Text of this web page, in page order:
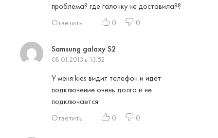
проблема? где галочку не доставила??
Ответить
0 0
Samsung galaxy S2
08.01.2013 в 13:52
У меня kies видит телефон и идёт
подключение очень долго и не
подключается
Ответить
0 0